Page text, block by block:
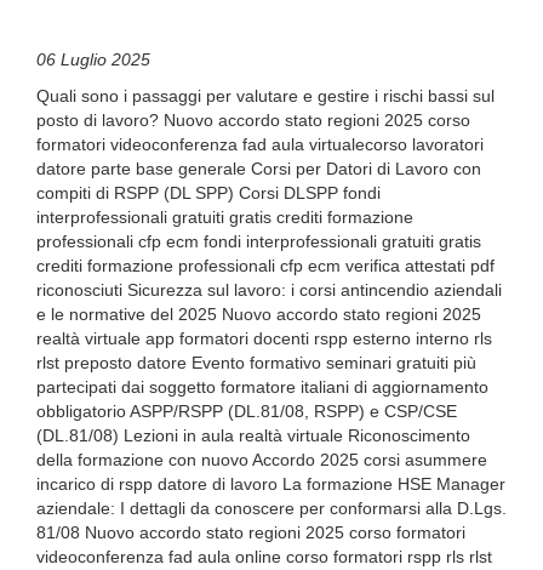
06 Luglio 2025
Quali sono i passaggi per valutare e gestire i rischi bassi sul
posto di lavoro? Nuovo accordo stato regioni 2025 corso
formatori videoconferenza fad aula virtualecorso lavoratori
datore parte base generale Corsi per Datori di Lavoro con
compiti di RSPP (DL SPP) Corsi DLSPP fondi
interprofessionali gratuiti gratis crediti formazione
professionali cfp ecm fondi interprofessionali gratuiti gratis
crediti formazione professionali cfp ecm verifica attestati pdf
riconosciuti Sicurezza sul lavoro: i corsi antincendio aziendali
e le normative del 2025 Nuovo accordo stato regioni 2025
realtà virtuale app formatori docenti rspp esterno interno rls
rlst preposto datore Evento formativo seminari gratuiti più
partecipati dai soggetto formatore italiani di aggiornamento
obbligatorio ASPP/RSPP (DL.81/08, RSPP) e CSP/CSE
(DL.81/08) Lezioni in aula realtà virtuale Riconoscimento
della formazione con nuovo Accordo 2025 corsi asummere
incarico di rspp datore di lavoro La formazione HSE Manager
aziendale: I dettagli da conoscere per conformarsi alla D.Lgs.
81/08 Nuovo accordo stato regioni 2025 corso formatori
videoconferenza fad aula online corso formatori rspp rls rlst